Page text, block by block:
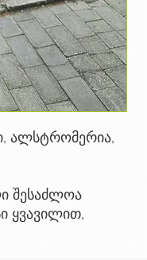
ალსტრომერია,
შესაძლოა
ყვავილით,